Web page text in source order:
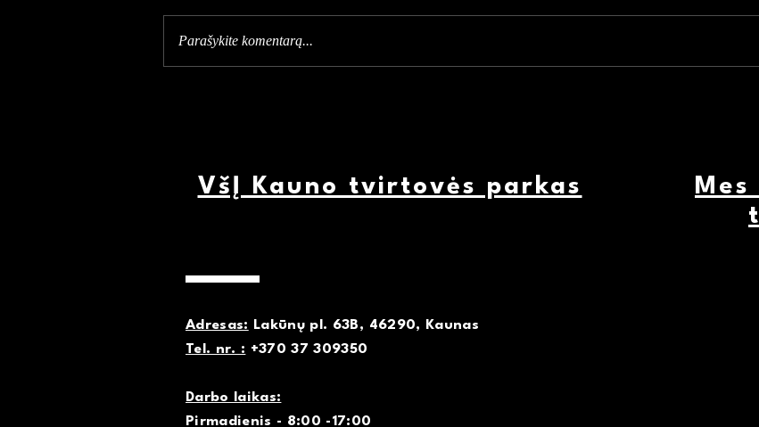
Parašykite komentarą...
VšĮ Kauno tvirtovės parkas
Adresas: Lakūnų pl. 63B, 46290, Kaunas
Tel. nr. : +370 37 309350
Darbo laikas:
Pirmadienis - 8:00 -17:00